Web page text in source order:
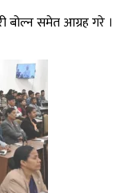
समेत आग्रह गरे ।